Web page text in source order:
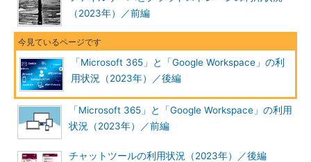
（2023年）／前編
「Microsoft 365」と「Google Workspace」の利
用状況（2023年）／後編
「Microsoft 365」と「Google Workspace」の利用
状況（2023年）／前編
チャットツールの利用状況（2023年）／後編